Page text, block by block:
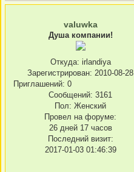
valuwka
Душа компании!
Откуда: irlandiya
Зарегистрирован: 2010-08-28
Приглашений: 0
Сообщений: 3161
Пол: Женский
Провел на форуме:
26 дней 17 часов
Последний визит:
2017-01-03 01:46:39